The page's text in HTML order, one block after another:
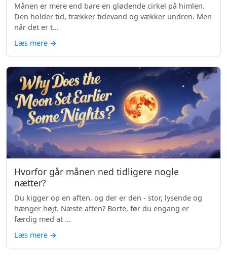
Månen er mere end bare en glødende cirkel på himlen.
Den holder tid, trækker tidevand og vækker undren. Men
når det er t...
Læs mere →
Hvorfor går månen ned tidligere nogle
nætter?
Du kigger op en aften, og der er den - stor, lysende og
hænger højt. Næste aften? Borte, før du engang er
færdig med at ...
Læs mere →